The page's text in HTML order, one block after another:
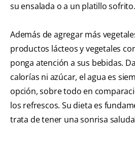
su ensalada o a un platillo sofrito.
Además de agregar más
productos lácteos y vegetales
ponga atención a sus bebidas.
calorías ni azúcar, el agua es
opción, sobre todo en
los refrescos. Su dieta es
trata de tener una sonrisa